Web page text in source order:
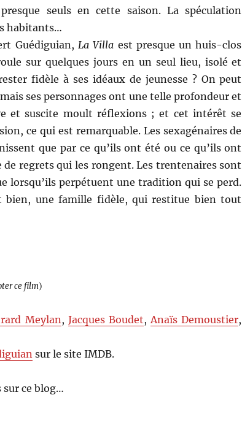
seuls en cette saison. La spéculation
habitants…
Guédiguian, La Villa est presque un huis-clos
sur quelques jours en un seul lieu, isolé et
fidèle à ses idéaux de jeunesse ? On peut
ses personnages ont une telle profondeur et
et suscite moult réflexions ; et cet intérêt se
ce qui est remarquable. Les sexagénaires de
que par ce qu’ils ont été ou ce qu’ils ont
regrets qui les rongent. Les trentenaires sont
lorsqu’ils perpétuent une tradition qui se perd.
bien, une famille fidèle, qui restitue bien tout
ce film)
Meylan, Jacques Boudet, Anaïs Demoustier,
sur le site IMDB.
sur ce blog…